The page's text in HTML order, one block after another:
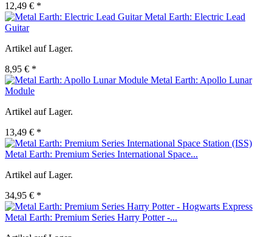
12,49 € *
Metal Earth: Electric Lead
Guitar
Artikel auf Lager.
8,95 € *
Metal Earth: Apollo Lunar
Module
Artikel auf Lager.
13,49 € *
Metal Earth: Premium Series International Space...
Artikel auf Lager.
34,95 € *
Metal Earth: Premium Series Harry Potter -...